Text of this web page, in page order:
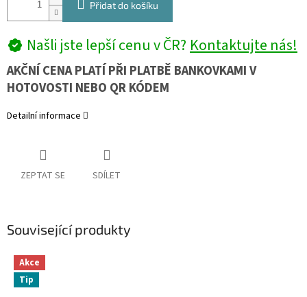
Přidat do košíku
Našli jste lepší cenu v ČR?Kontaktujte nás!
AKČNÍ CENA PLATÍ PŘI PLATBĚ BANKOVKAMI V
HOTOVOSTI NEBO QR KÓDEM
Detailní informace
ZEPTAT SE SDÍLET
Související produkty
Akce
Tip